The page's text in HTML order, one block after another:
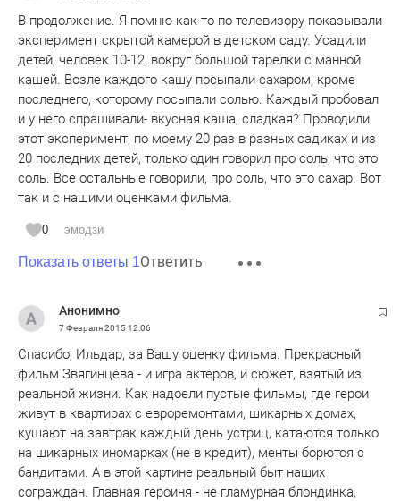
В продолжение. Я помню как то по телевизору показывали
эксперимент скрытой камерой в детском саду. Усадили
детей, человек 10-12, вокруг большой тарелки с манной
кашей. Возле каждого кашу посыпали сахаром, кроме
последнего, которому посыпали солью. Каждый пробовал
и у него спрашивали- вкусная каша, сладкая? Проводили
этот эксперимент, по моему 20 раз в разных садиках и из
20 последних детей, только один говорил про соль, что это
соль. Все остальные говорили, про соль, что это сахар. Вот
так и с нашими оценками фильма.
0 эмодзи
Показать ответы 1Ответить
Анонимно
7 Февраля 201512:06
Спасибо, Ильдар, за Вашу оценку фильма. Прекрасный
фильм Звягинцева - и игра актеров, и сюжет, взятый из
реальной жизни. Как надоели пустые фильмы, где герои
живут в квартирах с евроремонтами, шикарных домах,
кушают на завтрак каждый день устриц, катаются только
на шикарных иномарках (не в кредит), менты борются с
бандитами. А в этой картине реальный быт наших
сограждан. Главная героиня - не гламурная блондинка,